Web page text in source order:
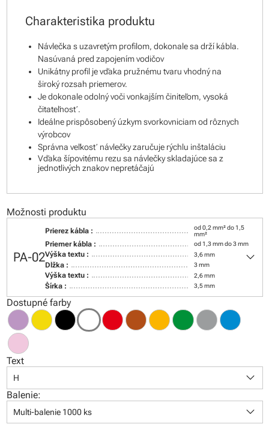
Charakteristika produktu
Návlečka s uzavretým profilom, dokonale sa drží kábla.
Nasúvaná pred zapojením vodičov
Unikátny profil je vďaka pružnému tvaru vhodný na
široký rozsah priemerov.
Je dokonale odolný voči vonkajším činiteľom, vysoká
čitateľnosť.
Ideálne prispôsobený úzkym svorkovniciam od rôznych
výrobcov
Správna veľkosť návlečky zaručuje rýchlu inštaláciu
Vďaka šípovitému rezu sa návlečky skladajúce sa z
jednotlivých znakov nepretáčajú
Možnosti produktu
PA-02
Prierez kábla :
od 0,2 mm² do 1,5
mm²
Priemer kábla : od 1,3 mm do 3 mm
Výška textu : 3,6 mm
Dĺžka : 3 mm
Výška textu : 2,6 mm
Šírka : 3,5 mm
keyboard_arrow_down
Dostupné farby
Text
H keyboard_arrow_down
Balenie:
Multi-balenie 1000 ks keyboard_arrow_down